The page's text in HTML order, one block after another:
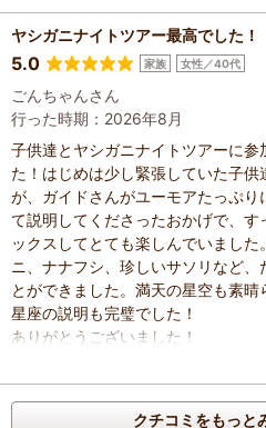
ありがとうございました。
ヤシガニナイトツアー最高でした！
5.0 家族 女性／40代
ごんちゃんさん
行った時期：2026年8月
子供達とヤシガニナイトツアーに参
た！はじめは少し緊張していた子供
が、ガイドさんがユーモアたっぷり
て説明してくださったおかげで、す
ックスしてとても楽しんでいました
ニ、ナナフシ、珍しいサソリなど、
とができました。満天の星空も素
星座の説明も完璧でした！
ありがとうございました！
クチコミをもっと